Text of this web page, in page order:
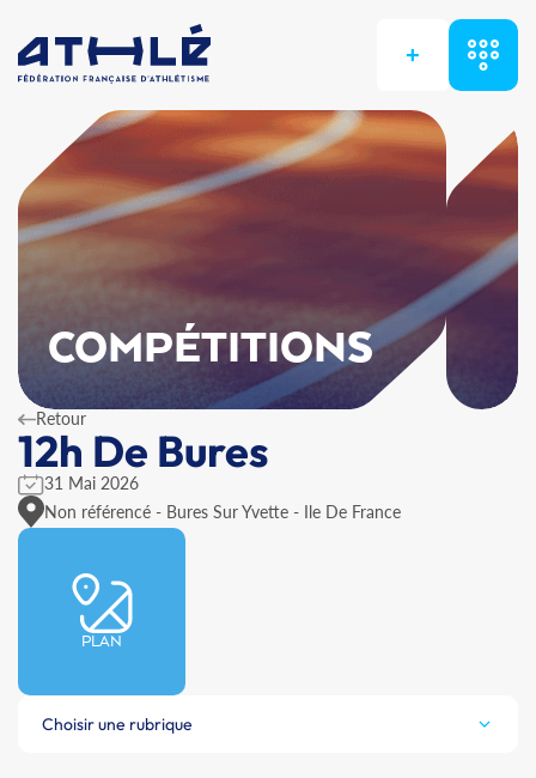
+
COMPÉTITIONS
Retour
12h De Bures
31 Mai 2026
Non référencé - Bures Sur Yvette - Ile De France
PLAN
Choisir une rubrique